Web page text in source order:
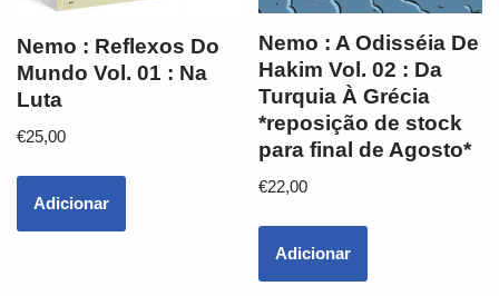
Nemo : Reflexos Do
Mundo Vol. 01 : Na
Luta
€25,00
Adicionar
Nemo : A Odisséia De
Hakim Vol. 02 : Da
Turquia À Grécia
*reposição de stock
para final de Agosto*
€22,00
Adicionar